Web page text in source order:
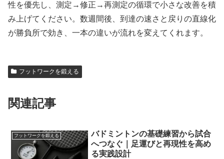
性を優先し、測定→修正→再測定の循環で小さな改善を積
み上げてください。数週間後、到達の速さと戻りの直線化
が勝負所で効き、一本の違いが流れを変えてくれます。
フットワークを鍛える
関連記事
フットワークを鍛える
バドミントンの基礎練習から試合
へつなぐ｜足運びと再現性を高め
る実践設計